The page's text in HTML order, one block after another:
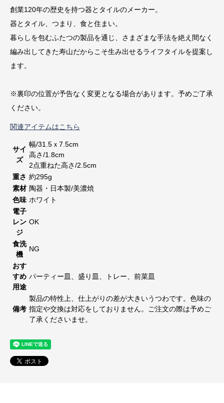
創業120年の歴史を持つ器とタイルのメーカー。
器とタイル、つまり、食と住まい。
暮らしを包むふたつの製品を通じ、さまざまな手法を絶え間なく
編み出してきた寿山だからこそ生み出せるライフタイルを提案し
ます。
※裏印の位置が予告なく変更となる場合があります。予めご了承
ください。
関連アイテムはこちら
サイ
ズ
幅/31.5ｘ7.5cm
高さ/1.8cm
2点重ねた高さ/2.5cm
重さ 約295g
素材 陶器・日本製/美濃焼
色味 ホワイト
電子
レン
ジ
OK
食洗
機
NG
おす
すめ
用途
パーティー皿、盛り皿、トレー、前菜皿
備考
製品の特性上、仕上がりの差が大きいうつわです。色味の
指定や交換は対応をしておりません。ご注文の際は予めご
了承くださいませ。